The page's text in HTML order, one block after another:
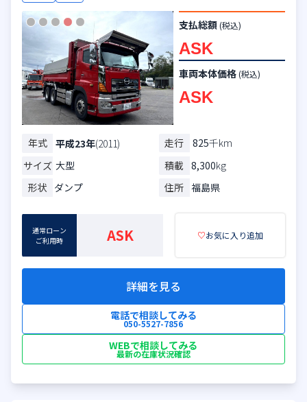
支払総額 (税込)
ASK
車両本体価格 (税込)
ASK
年式 平成23年(2011) 走行 825千km
サイズ 大型 積載 8,300kg
形状 ダンプ 住所 福島県
通常ローン
ご利用時
ASK ♡お気に入り追加
詳細を見る
電話で相談してみる
050-5527-7856
WEBで相談してみる
最新の在庫状況確認